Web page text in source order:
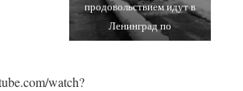
продовольствием идут в
Ленинград по
подтаявшему льду
1942 года. Рафаил Мазеелв
watch?